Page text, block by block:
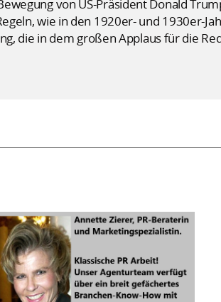
von US-Präsident Donald
wie in den 1920er- und 1930er-
die in dem großen Applaus für die